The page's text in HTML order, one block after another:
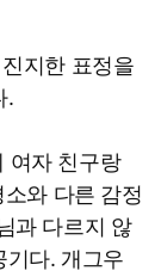
지한 표정을
.
여자 친구랑
와 다른 감정
과 다르지 않
기다. 개그우